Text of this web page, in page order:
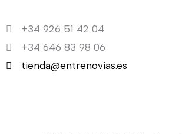
al
contenido
+34 926 51 42 04
+34 646 83 98 06
tienda@entrenovias.es